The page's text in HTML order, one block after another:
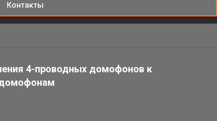
Контакты
4-проводных домофонов к